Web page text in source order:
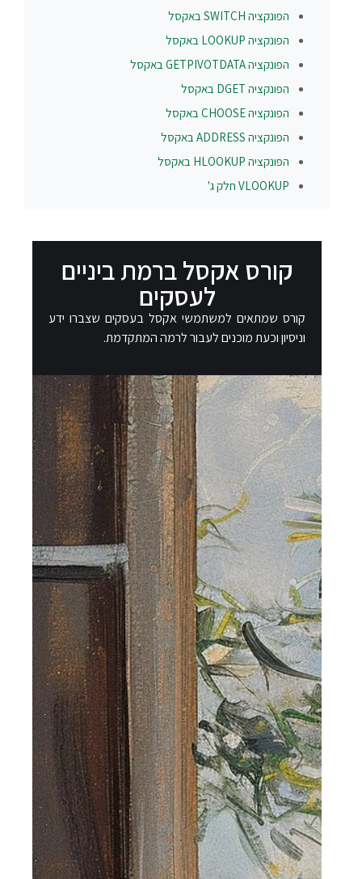
הפונקציה SWITCH באקסל
הפונקציה LOOKUP באקסל
הפונקציהGETPIVOTDATA באקסל
הפונקציה DGET באקסל
הפונקציהCHOOSE באקסל
הפונקציה ADDRESS באקסל
הפונקציה HLOOKUP באקסל
VLOOKUP חלק ג'
קורס אקסל ברמת ביניים
לעסקים
קורס שמתאים למשתמשי אקסל בעסקים שצברו ידע
וניסיון וכעת מוכנים לעבור לרמה המתקדמת.